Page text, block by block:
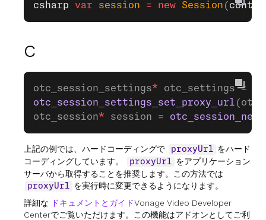
csharp var session = new Session (
C
otc_session_settings* otc_settings =
otc_session_settings_set_proxy_url
otc_session* session =
上記の例では、ハードコーディングで proxyUrl をハード
コーディングしています。
proxyUrl をアプリケーション
サーバから取得することを推奨します。この方法では
proxyUrl を実行時に変更できるようになります。
詳細な
ドキュメントとガイドVonage Video Developer
Centerでご覧いただけます。この機能はアドオンとしてご利